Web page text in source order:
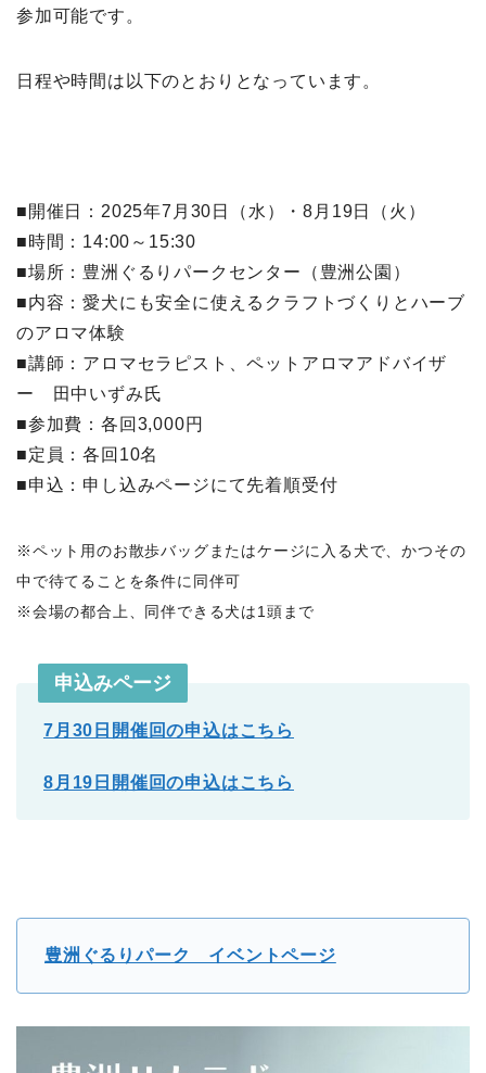
参加可能です。
日程や時間は以下のとおりとなっています。
■開催日：2025年7月30日（水）・8月19日（火）
■時間：14:00～15:30
■場所：豊洲ぐるりパークセンター（豊洲公園）
■内容：愛犬にも安全に使えるクラフトづくりとハーブ
のアロマ体験
■講師：アロマセラピスト、ペットアロマアドバイザ
ー 田中いずみ氏
■参加費：各回3,000円
■定員：各回10名
■申込：申し込みページにて先着順受付
※ペット用のお散歩バッグまたはケージに入る犬で、かつその
中で待てることを条件に同伴可
※会場の都合上、同伴できる犬は1頭まで
申込みページ
7月30日開催回の申込はこちら
8月19日開催回の申込はこちら
豊洲ぐるりパーク イベントページ